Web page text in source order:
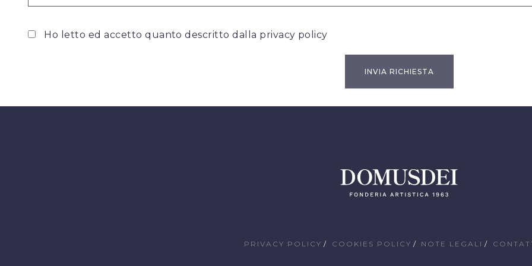
Ho letto ed accetto quanto descritto dalla privacy policy
PRIVACY POLICY COOKIES POLICY NOTE LEGALI